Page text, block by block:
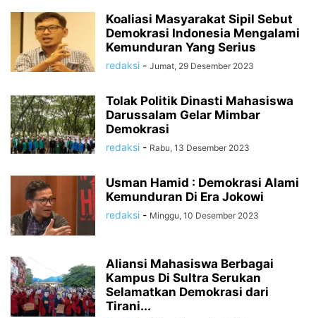
Koaliasi Masyarakat Sipil Sebut
Demokrasi Indonesia Mengalami
Kemunduran Yang Serius
redaksi - Jumat, 29 Desember 2023
Tolak Politik Dinasti Mahasiswa
Darussalam Gelar Mimbar
Demokrasi
redaksi - Rabu, 13 Desember 2023
Usman Hamid : Demokrasi Alami
Kemunduran Di Era Jokowi
redaksi - Minggu, 10 Desember 2023
Aliansi Mahasiswa Berbagai
Kampus Di Sultra Serukan
Selamatkan Demokrasi dari
Tirani...